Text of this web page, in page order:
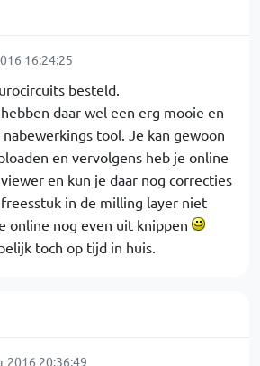
16:24:25
besteld.
daar wel een erg mooie en
tool. Je kan gewoon
en vervolgens heb je online
en kun je daar nog correcties
in de milling layer niet
online nog even uit knippen
toch op tijd in huis.
2016 20:36:49